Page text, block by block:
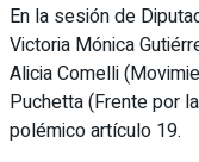
En la sesión de
Victoria Mónica
Alicia Comelli
Puchetta (Frente por
polémico artículo 19.